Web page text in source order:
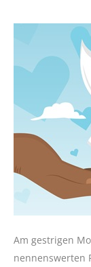
Am gestrigen
nennenswerten